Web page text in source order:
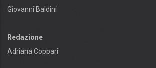
Giovanni Baldini
Redazione
Adriana Coppari